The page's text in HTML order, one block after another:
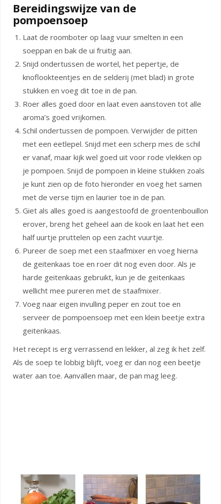
Bereidingswijze van de
pompoensoep
Laat de roomboter op laag vuur smelten in een
soeppan en bak de ui fruitig aan.
Snijd ondertussen de wortel, het pepertje, de
knoflookteentjes en de selderij (met blad) in grote
stukken en voeg dit toe in de pan.
Roer alles goed door en laat even aanstoven tot alle
aroma’s goed vrijkomen.
Schil ondertussen de pompoen. Verwijder de pitten
met een eetlepel. Snijd met een scherp mes de schil
er vanaf, maar kijk wel goed uit voor rode vlekken op
je pompoen. Snijd de pompoen in kleine stukken zoals
je kunt zien op de foto hieronder en voeg het samen
met de verse tijm en laurier toe in de pan.
Giet als alles goed is aangestoofd de groentenbouillon
erover, breng het geheel aan de kook en laat het een
half uurtje pruttelen op een zacht vuurtje.
Pureer de soep met een staafmixer en voeg hierna
de geitenkaas toe en roer dit nog even door. Als je
harde geitenkaas gebruikt, kun je de geitenkaas
wellicht mee pureren met de staafmixer.
Voeg naar eigen invulling peper en zout toe en
serveer de pompoensoep met een klein beetje extra
geitenkaas.
Het recept is erg verrassend en lekker, al zeg ik het zelf.
Als de soep te lobbig blijft, voeg er dan nog een beetje
water aan toe. Aanvallen maar, de pan mag leeg.